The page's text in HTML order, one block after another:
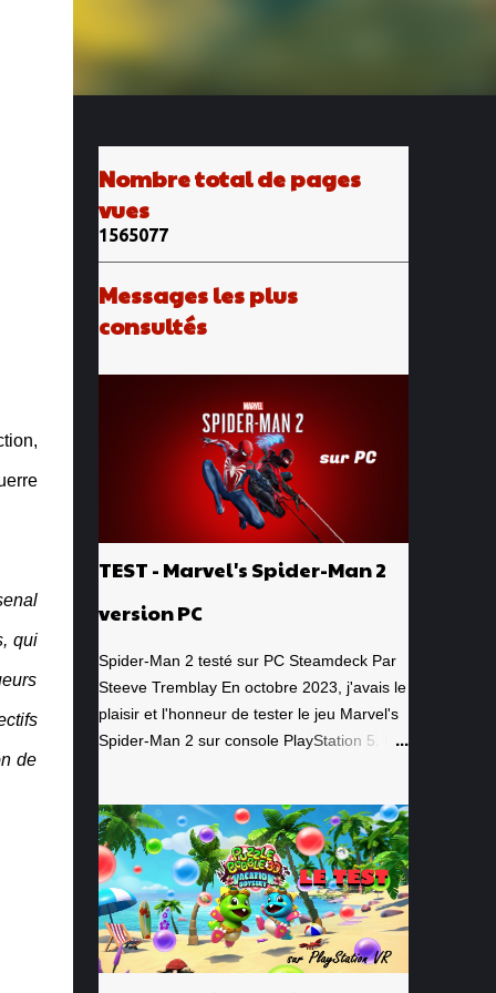
qui
de
Nombre total de pages
vues
1565077
Messages les plus
consultés
TEST - Marvel's Spider-Man 2
version PC
Spider-Man 2 testé sur PC Steamdeck Par
Steeve Tremblay En octobre 2023, j'avais le
plaisir et l'honneur de tester le jeu Marvel's
Spider-Man 2 sur console PlayStation 5. Un
épique. À quel point j'avais apprécié mon
expérience? Je lui avais donné la
spectaculaire note de 10/10. Pour revoir
mon test, c'est par ici . Lorsque PlayStation
Canada nous a contacté il y a deux
semaines pour faire le test de la version PC,